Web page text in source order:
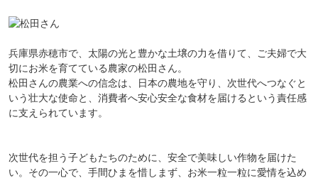
兵庫県赤穂市で、太陽の光と豊かな土壌の力を借りて、ご夫婦で大
切にお米を育てている農家の松田さん。
松田さんの農業への信念は、日本の農地を守り、次世代へつなぐと
いう壮大な使命と、消費者へ安心安全な食材を届けるという責任感
に支えられています。
次世代を担う子どもたちのために、安全で美味しい作物を届けた
い。その一心で、手間ひまを惜しまず、お米一粒一粒に愛情を込め